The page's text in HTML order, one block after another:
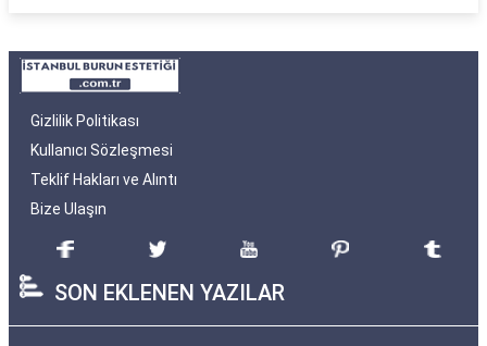
Gizlilik Politikası
Kullanıcı Sözleşmesi
Teklif Hakları ve Alıntı
Bize Ulaşın
SON EKLENEN YAZILAR